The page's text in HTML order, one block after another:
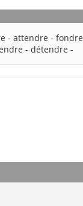
-attendre -fondre
-détendre -